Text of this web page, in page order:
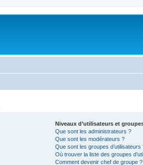
Niveaux d’utilisateurs et
Que sont les administrateurs ?
Que sont les modérateurs ?
Que sont les groupes d’utilisateurs
Où trouver la liste des groupes
Comment devenir chef de groupe ?